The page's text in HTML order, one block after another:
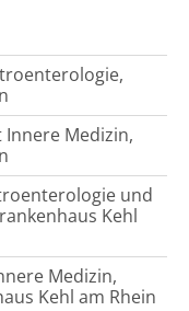
Medizin,
und
Kehl
Medizin,
Kehl am Rhein